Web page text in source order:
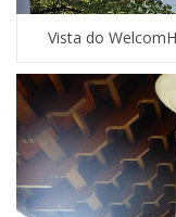
Vista do